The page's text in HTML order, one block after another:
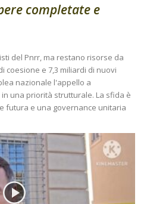
completate e
del Pnrr, ma restano risorse da
coesione e 7,3 miliardi di nuovi
nazionale l'appello a
una priorità strutturale. La sfida è
futura e una governance unitaria